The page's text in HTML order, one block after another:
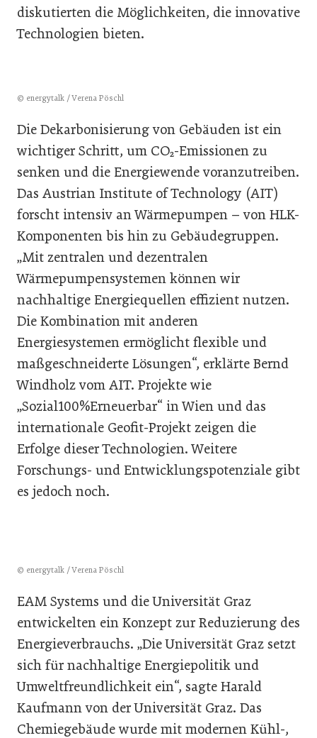
diskutierten die Möglichkeiten, die innovative
Technologien bieten.
© energytalk / Verena Pöschl
Die Dekarbonisierung von Gebäuden ist ein
wichtiger Schritt, um CO₂-Emissionen zu
senken und die Energiewende voranzutreiben.
Das Austrian Institute of Technology (AIT)
forscht intensiv an Wärmepumpen – von HLK-
Komponenten bis hin zu Gebäudegruppen.
„Mit zentralen und dezentralen
Wärmepumpensystemen können wir
nachhaltige Energiequellen effizient nutzen.
Die Kombination mit anderen
Energiesystemen ermöglicht flexible und
maßgeschneiderte Lösungen“, erklärte Bernd
Windholz vom AIT. Projekte wie
„Sozial100%Erneuerbar“ in Wien und das
internationale Geofit-Projekt zeigen die
Erfolge dieser Technologien. Weitere
Forschungs- und Entwicklungspotenziale gibt
es jedoch noch.
© energytalk / Verena Pöschl
EAM Systems und die Universität Graz
entwickelten ein Konzept zur Reduzierung des
Energieverbrauchs. „Die Universität Graz setzt
sich für nachhaltige Energiepolitik und
Umweltfreundlichkeit ein“, sagte Harald
Kaufmann von der Universität Graz. Das
Chemiegebäude wurde mit modernen Kühl-,